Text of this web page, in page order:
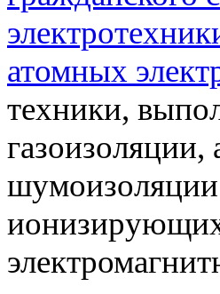
атомных
техники,
ионизирующих